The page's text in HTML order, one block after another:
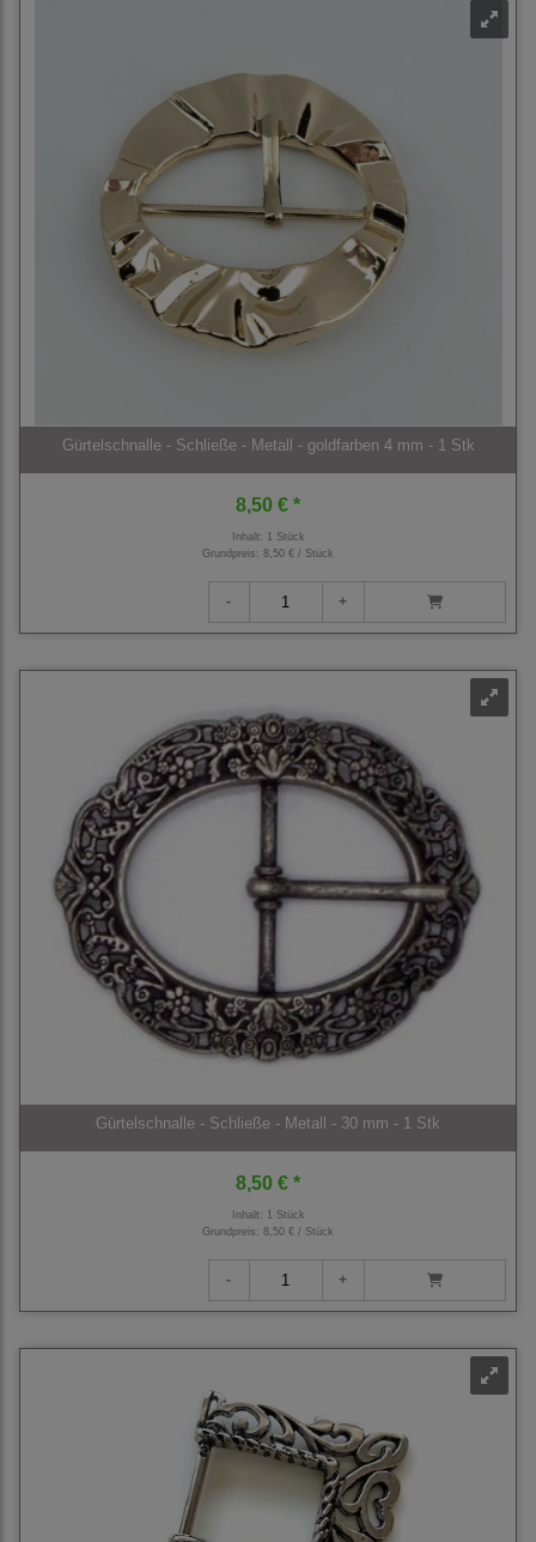
Gürtelschnalle - Schließe - Metall - goldfarben 4 mm - 1 Stk
8,50 € *
Inhalt: 1 Stück
Grundpreis: 8,50 € / Stück
Gürtelschnalle - Schließe - Metall - 30 mm - 1 Stk
8,50 € *
Inhalt: 1 Stück
Grundpreis: 8,50 € / Stück